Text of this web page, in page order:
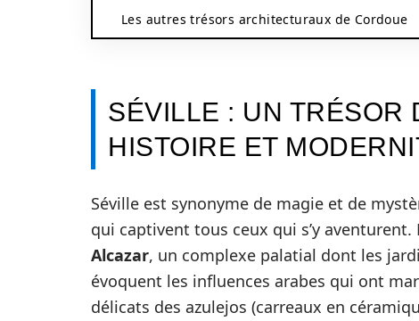
Les autres trésors architecturaux de Cordoue
SÉVILLE : UN TRÉSOR
HISTOIRE ET
Séville est synonyme de magie et de
qui captivent tous ceux qui s’y
Alcazar, un complexe palatial dont les
évoquent les influences arabes qui ont
délicats des azulejos (carreaux en